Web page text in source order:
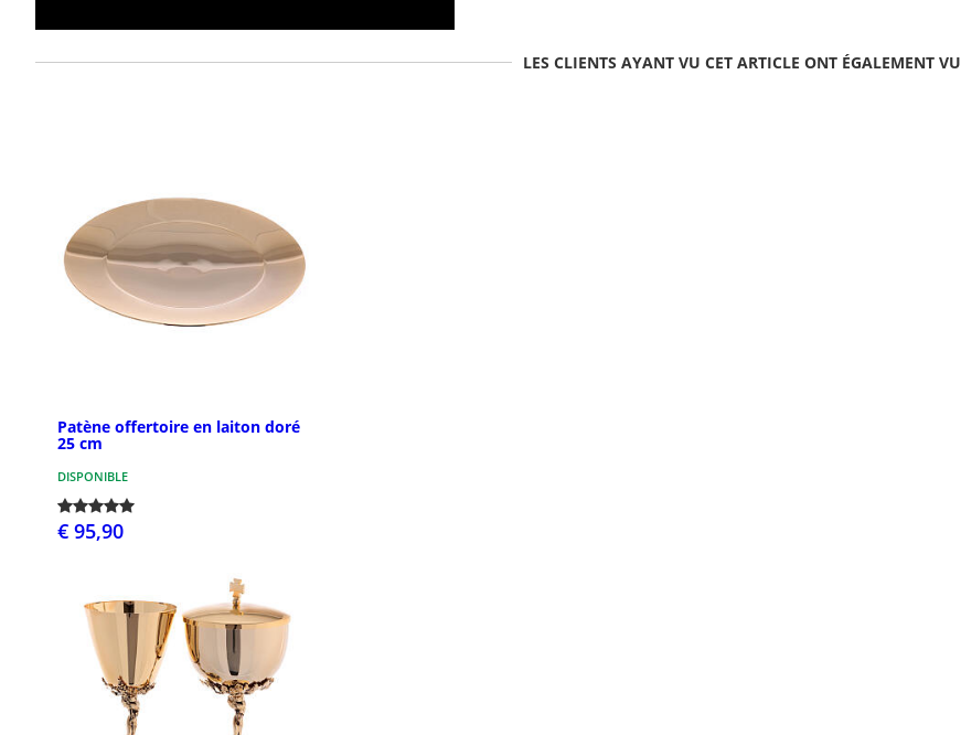
LES CLIENTS AYANT VU CET ARTICLE ONT ÉGALEMENT VU
Patène offertoire en laiton doré
25 cm
DISPONIBLE
€ 95,90